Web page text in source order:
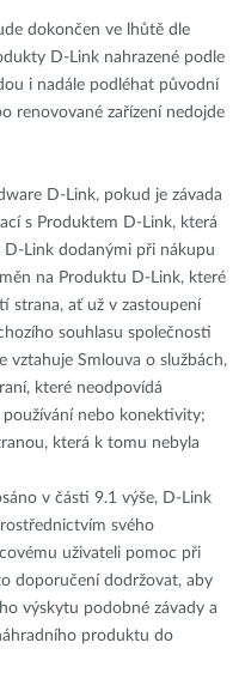
dokončen ve lhůtě dle
D-Link nahrazené podle
i nadále podléhat původní
renovované zařízení nedojde
D-Link, pokud je závada
s Produktem D-Link, která
D-Link dodanými při nákupu
na Produktu D-Link, které
strana, ať už v zastoupení
souhlasu společnosti
vztahuje Smlouva o službách,
které neodpovídá
nebo konektivity;
která k tomu nebyla
v části 9.1 výše, D-Link
svého
uživateli pomoc při
doporučení dodržovat, aby
výskytu podobné závady a
produktu do